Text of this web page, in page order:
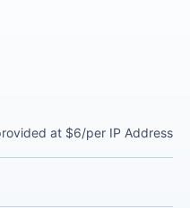
at $6/per IP Address